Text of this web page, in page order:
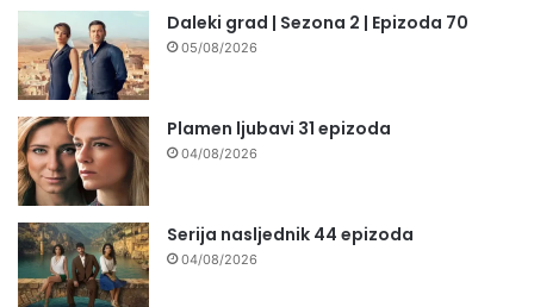
Daleki grad | Sezona 2 | Epizoda 70
05/08/2026
Plamen ljubavi 31 epizoda
04/08/2026
Serija nasljednik 44 epizoda
04/08/2026